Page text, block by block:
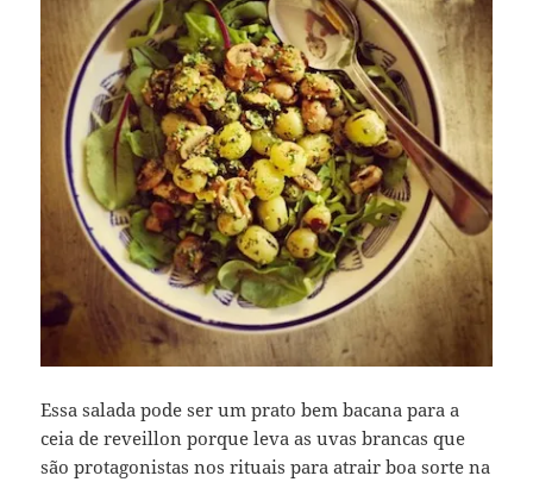
Essa salada pode ser um prato bem bacana para a
ceia de reveillon porque leva as uvas brancas que
são protagonistas nos rituais para atrair boa sorte na